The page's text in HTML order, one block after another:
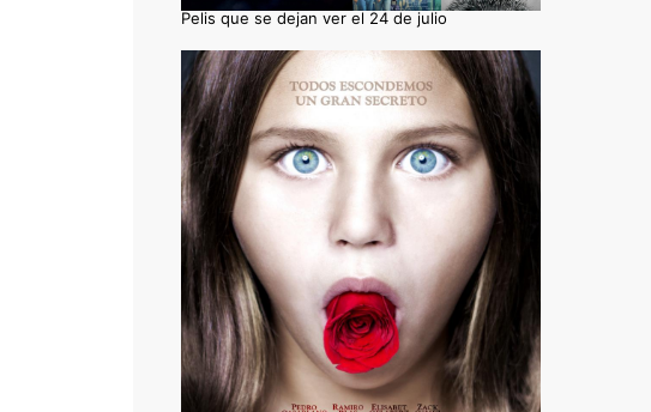
Pelis que se dejan ver el 24 de julio